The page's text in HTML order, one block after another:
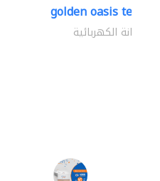
golden oasis
الصيانة الكهربائية